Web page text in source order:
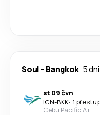
Soul - Bangkok 5 dni
st 09 čvn
ICN-BKK· 1 přestup
Cebu Pacific Air